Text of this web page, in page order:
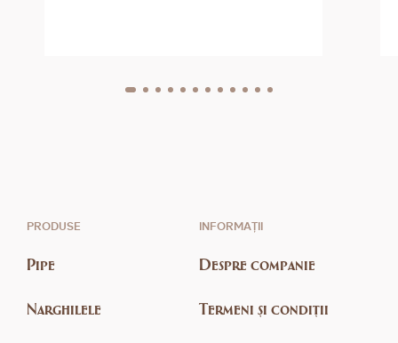
PRODUSE
Pipe
Narghilele
INFORMAȚII
Despre companie
Termeni și condiții